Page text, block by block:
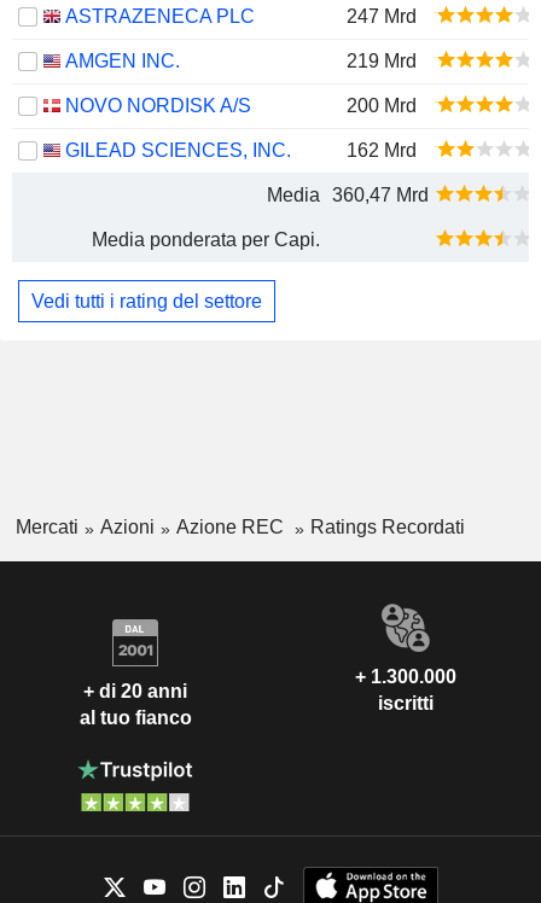
ASTRAZENECA PLC 247 Mrd
AMGEN INC. 219 Mrd
NOVO NORDISK A/S 200 Mrd
GILEAD SCIENCES, INC. 162 Mrd
Media 360,47 Mrd
Media ponderata per Capi.
Vedi tutti i rating del settore
Mercati Azioni Azione REC Ratings Recordati
+ di 20 anni
al tuo fianco
+ 1.300.000
iscritti